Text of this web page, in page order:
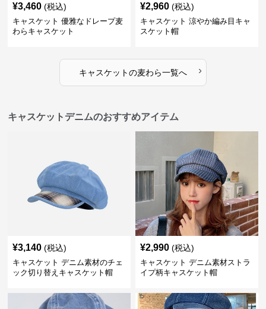
¥3,460 (税込)
キャスケット 優雅なドレープ麦
わらキャスケット
¥2,960 (税込)
キャスケット 涼やか編み目キャ
スケット帽
キャスケットの麦わら一覧へ ›
キャスケットデニムのおすすめアイテム
¥3,140 (税込)
キャスケット デニム素材のチェ
ック切り替えキャスケット帽
¥2,990 (税込)
キャスケット デニム素材ストラ
イプ柄キャスケット帽